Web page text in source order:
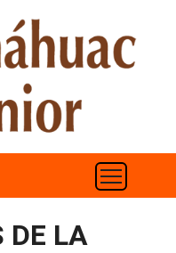
DE LA